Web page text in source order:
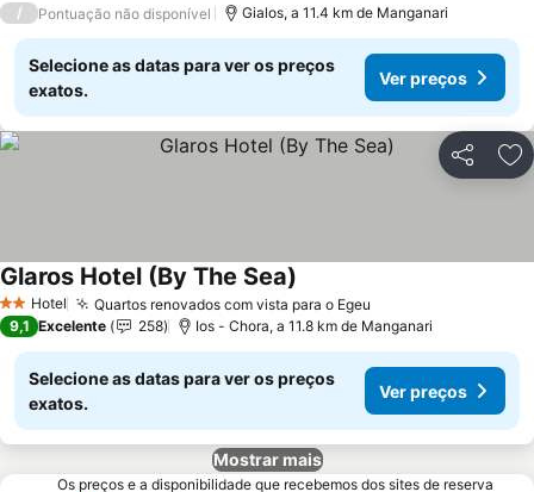
/ Pontuação não disponível Gialos, a 11.4 km de Manganari
Selecione as datas para ver os preços
exatos.
Ver preços
Partilhar
2 Estrelas
Hotel Quartos renovados com vista para o Egeu
Glaros Hotel (By The Sea)
9,1 Excelente 258 Ios - Chora, a 11.8 km de Manganari
Selecione as datas para ver os preços
exatos.
Ver preços
Mostrar mais
Os preços e a disponibilidade que recebemos dos sites de reserva